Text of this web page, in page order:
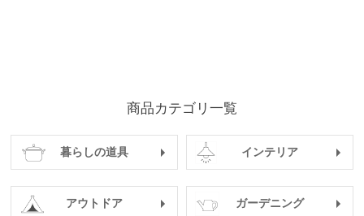
商品カテゴリ一覧
暮らしの道具 インテリア
アウトドア ガーデニング